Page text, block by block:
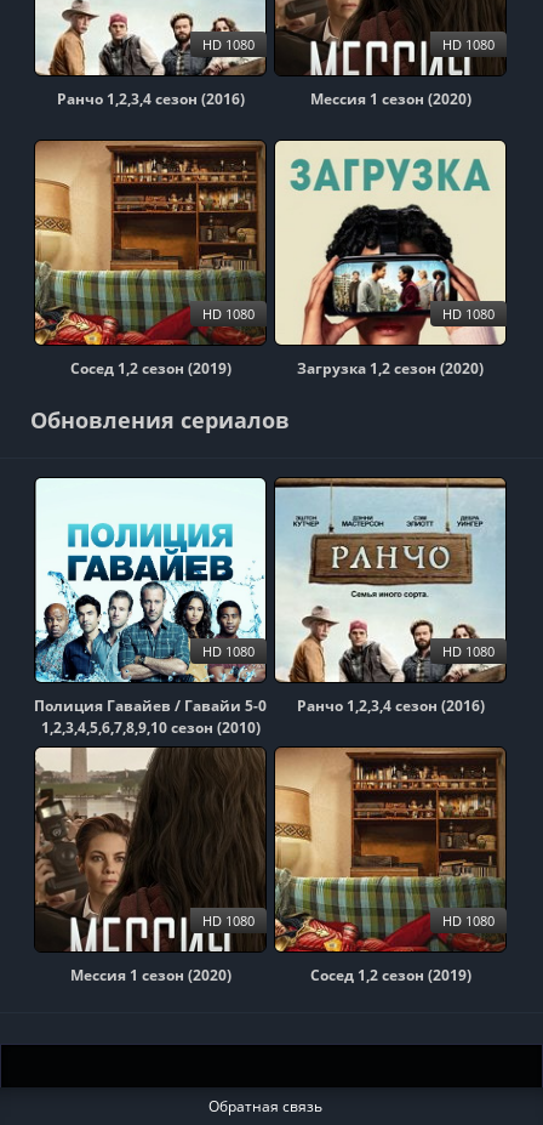
Ранчо 1,2,3,4 сезон (2016)
HD 1080
Мессия 1 сезон (2020)
HD 1080
Сосед 1,2 сезон (2019)
HD 1080
Загрузка 1,2 сезон (2020)
HD 1080
Обновления сериалов
Полиция Гавайев / Гавайи 5-0
1,2,3,4,5,6,7,8,9,10 сезон (2010)
HD 1080
Ранчо 1,2,3,4 сезон (2016)
HD 1080
Мессия 1 сезон (2020)
HD 1080
Сосед 1,2 сезон (2019)
HD 1080
Обратная связь